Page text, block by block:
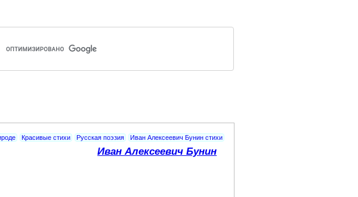
Красивые стихи Русская поэзия Иван Алексеевич Бунин стихи
Иван Алексеевич Бунин